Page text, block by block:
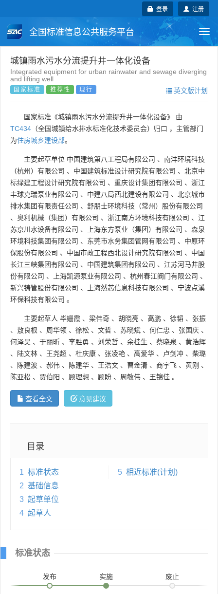
注册
登录
全国标准信息公共服务平台
国家标准 行业标准
团体标准
城镇雨水污水分流提升井一体化设备
Integrated equipment for urban rainwater and sewage diverging
and lifting well
国家标准 推荐性 现行 英文版计划
国家标准《城镇雨水污水分流提升井一体化设备》 由
TC434 （全国城镇给水排水标准化技术委员会）归口 ，主管部门
为住房城乡建设部。
主要起草单位 中国建筑第八工程局有限公司 、 南沣环境科技
（杭州）有限公司 、 中国建筑标准设计研究院有限公司 、 北京中
标绿建工程设计研究院有限公司 、 重庆设计集团有限公司 、 浙江
丰球克瑞泵业有限公司 、 中建八局西北建设有限公司 、 北京城市
排水集团有限责任公司 、 舒朋士环境科技（常州）股份有限公司
、 奥利机械（集团）有限公司 、 浙江南方环境科技有限公司 、 江
苏京川水设备有限公司 、 上海东方泵业（集团）有限公司 、 森泉
环境科技集团有限公司 、 东莞市水务集团管网有限公司 、 中原环
保股份有限公司 、 中国市政工程西北设计研究院有限公司 、 中国
长江三峡集团有限公司 、 中国建筑集团有限公司 、 江苏河马井股
份有限公司 、 上海凯源泵业有限公司 、 杭州春江阀门有限公司 、
新兴铸管股份有限公司 、 上海然芯信息科技有限公司 、 宁波点溪
环保科技有限公司 。
主要起草人 毕姗霞 、 梁伟奇 、 胡晓亮 、 高鹏 、 徐韬 、 张振
、 敖良根 、 周华领 、 徐松 、 文哲 、 苏晓斌 、 何仁忠 、 张国庆 、
何泽昊 、 于丽昕 、 李胜勇 、 刘荣哲 、 余桂生 、 蔡晓泉 、 黄浩辉
、
陆文林 、 王尧超 、 杜庆康 、 张凌艳 、 高爱华 、 卢剑冲 、 柴璐
、
陈建波 、 郝伟 、 陈建华 、 王浩文 、 曹金清 、 商宇飞 、 黄刚 、
陈亚松 、 贾伯阳 、 顾理想 、 顾盼 、 周敏伟 、 王锦佳 。
查看全文 意见建议
目录
1 标准状态
2 基础信息
3 起草单位
4 起草人
5 相近标准(计划)
标准状态
发布 实施 废止